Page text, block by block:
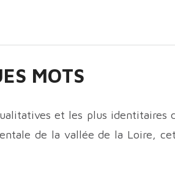
MOTS
et les plus identitaires
de la vallée de la Loire,
approche viticole orientée